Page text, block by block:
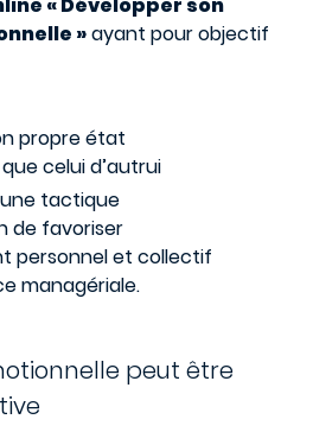
»ayant pour objectif
propre état
celui d’autrui
tactique
de favoriser
personnel et collectif
managériale.
peut être